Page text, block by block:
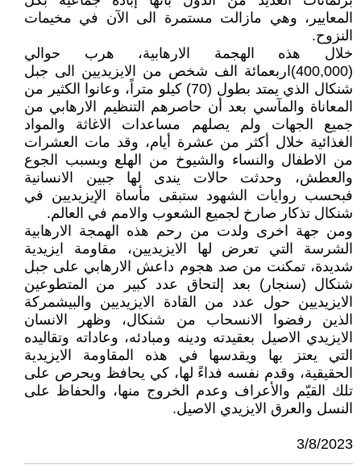
المعايير، وهي مازالت مستمرة الى الآن في مخيمات
النزوح.
خلال هذه الهجمة الارهابية، هرب حوالي
(400,000)اربعمائة الف شخص من الايزيديين الى جبل
شنكال الذي يمتد بطول (70) كيلو متراً، وعانوا الكثير من
المعاناة والمآسي بعد أن حاصرهم التنظيم الارهابي من
جميع الجهات ولم يصلهم مساعدات الاغاثة والمواد
الغذائية خلال أكثر من عشرة أيام، وقد مات العشرات
من الاطفال والنساء والشيوخ من الهلع وبسبب الجوع
والعطش، وحدثت حالات يندى لها جبين الانسانية
فبحسب روايات الشهود ستبقى مأساة الإيزيديين في
شنكال تذكار صارخ لجميع الشعوب والامم في العالم.
ومن جهة اخرى ولدت من رحم هذه الهمجة الارهابية
الشرسة التي تعرض لها الايزيديين، مقاومة ايزيدية
شديدة، تمكنت من صد هجوم داعش الارهابي على جبل
شنكال (سنجار) بعد إلتحاق عدد كبير من المتطوعين
الايزيديين حول عدد من القادة الايزيديين والبيشمركة
الذين رفضوا الانسحاب من شنكال، وظهر الانسان
الايزيدي الاصيل بعقيدته ودينه ومبادئه، وعاداته وتقاليده
التي يعتز بها ويقدسها في هذه المقاومة الايزيدية
الحقيقية، وقدم نفسه فداءً لها، كي يحافظ ويحرص على
تلك القيّم والأعراف وعدم الخروج منها، والحفاظ على
النسل والعرق الايزيدي الاصيل.
3/8/2023